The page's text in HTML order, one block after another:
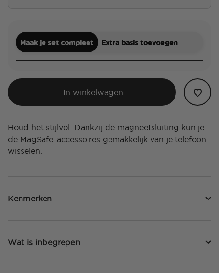
Maak je set compleet Extra basis toevoegen
In winkelwagen
Houd het stijlvol. Dankzij de magneetsluiting kun je
de MagSafe-accessoires gemakkelijk van je telefoon
wisselen.
Kenmerken
Wat is inbegrepen